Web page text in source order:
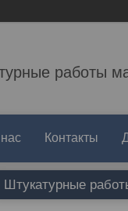
работы
Контакты
Штукатурные